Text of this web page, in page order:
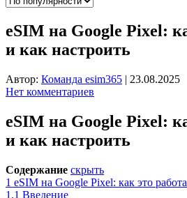
eSIM на Google Pixel:
и как настроить
Автор: Команда esim365 | 23.08.2025
Нет комментариев
eSIM на Google Pixel:
и как настроить
Содержание скрыть
1 eSIM на Google Pixel: как это
1.1 Введение